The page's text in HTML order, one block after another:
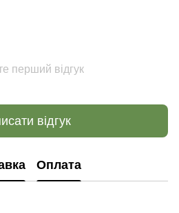
перший відгук
відгук
Оплата